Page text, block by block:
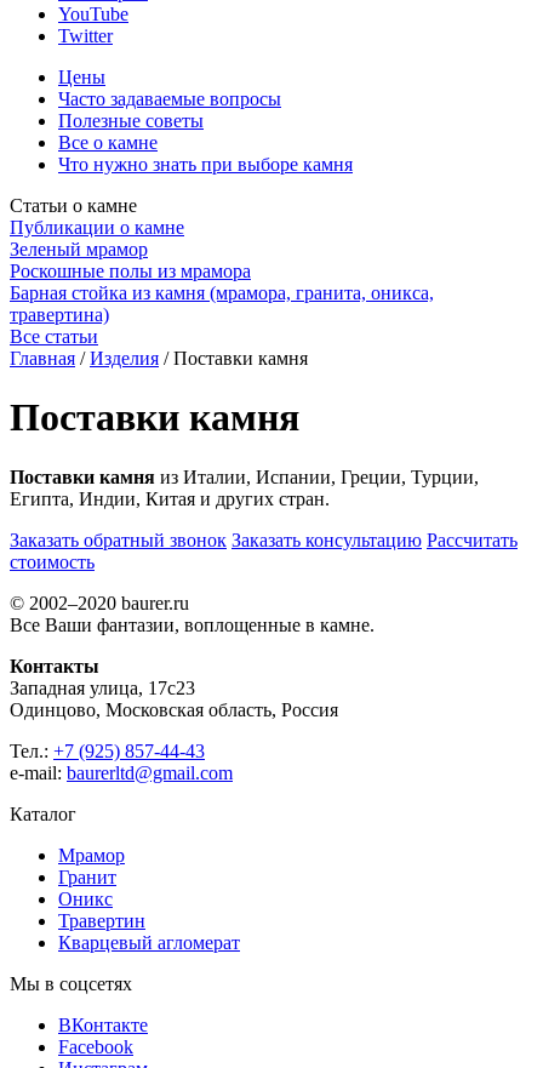
YouTube
Twitter
Цены
Часто задаваемые вопросы
Полезные советы
Все о камне
Что нужно знать при выборе камня
Статьи о камне
Публикации о камне
Зеленый мрамор
Роскошные полы из мрамора
Барная стойка из камня (мрамора, гранита, оникса,
травертина)
Все статьи
Главная / Изделия / Поставки камня
Поставки камня
Поставки камня из Италии, Испании, Греции, Турции,
Египта, Индии, Китая и других стран.
Заказать обратный звонок Заказать консультацию Рассчитать
стоимость
© 2002–2020 baurer.ru
Все Ваши фантазии, воплощенные в камне.
Контакты
Западная улица, 17с23
Одинцово, Московская область, Россия
Тел.: +7 (925) 857-44-43
e-mail: baurerltd@gmail.com
Каталог
Мрамор
Гранит
Оникс
Травертин
Кварцевый агломерат
Мы в соцсетях
ВКонтакте
Facebook